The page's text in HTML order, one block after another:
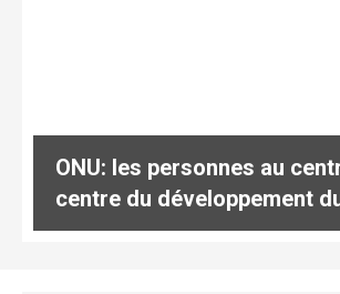
ONU: les personnes au
centre du développement